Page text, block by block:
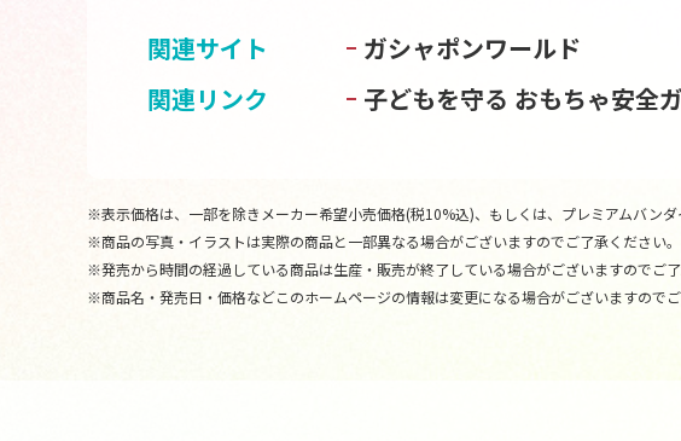
関連サイト
ガシャポンワールド
関連リンク
子どもを守る おもちゃ安全
※表示価格は、一部を除きメーカー希望小売価格(税10%込)、もしくは、プレミアムバンダ
※商品の写真・イラストは実際の商品と一部異なる場合がございますのでご了承ください。
※発売から時間の経過している商品は生産・販売が終了している場合がございますのでご了
※商品名・発売日・価格などこのホームページの情報は変更になる場合がございますのでご